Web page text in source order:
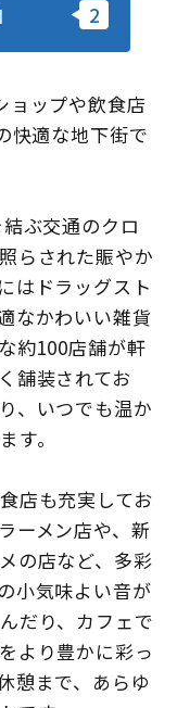
料
ライブラリー
ョップや飲食店
快適な地下街で
ぶ交通のクロ
らされた賑やか
はドラッグスト
なかわいい雑貨
約100店舗が軒
舗装されてお
、いつでも温か
す。
店も充実してお
ーメン店や、新
の店など、多彩
小気味よい音が
だり、カフェで
より豊かに彩っ
憩まで、あらゆ